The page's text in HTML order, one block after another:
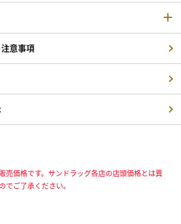
意事項
売価格です。サンドラッグ各店の店頭価格とは異
でご了承ください。